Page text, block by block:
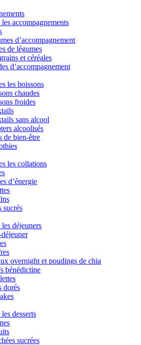
les accompagnements
d’accompagnement
de légumes
et céréales
d’accompagnement
les boissons
chaudes
froides
sans alcool
alcoolisés
de bien-être
les collations
d’énergie
sucrés
les déjeuners
overnight et poudings de chia
bénédictine
dorés
desserts
sucrées